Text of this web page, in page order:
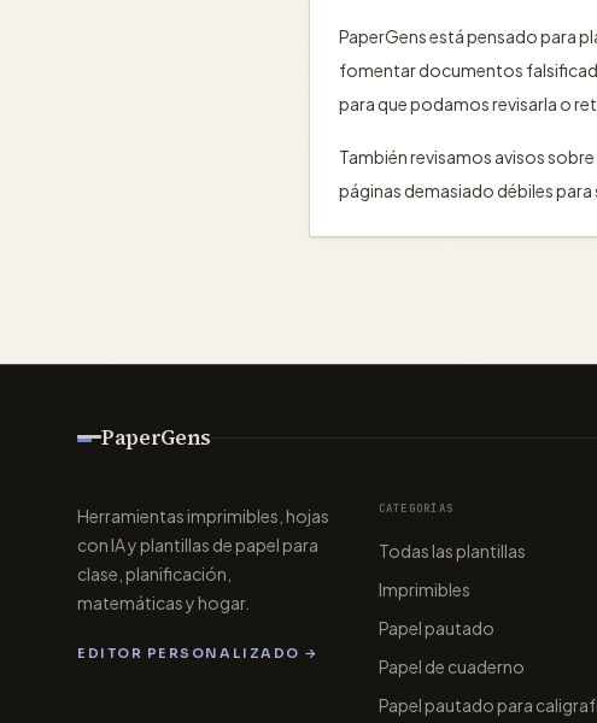
PaperGens está pensado para
fomentar documentos
para que podamos revisarla o
También revisamos avisos
páginas demasiado débiles para
PaperGens
Herramientas imprimibles, hojas
con IA y plantillas de papel para
clase, planificación,
matemáticas y hogar.
EDITOR PERSONALIZADO →
CATEGORÍAS
Todas las plantillas
Imprimibles
Papel pautado
Papel de cuaderno
Papel pautado para